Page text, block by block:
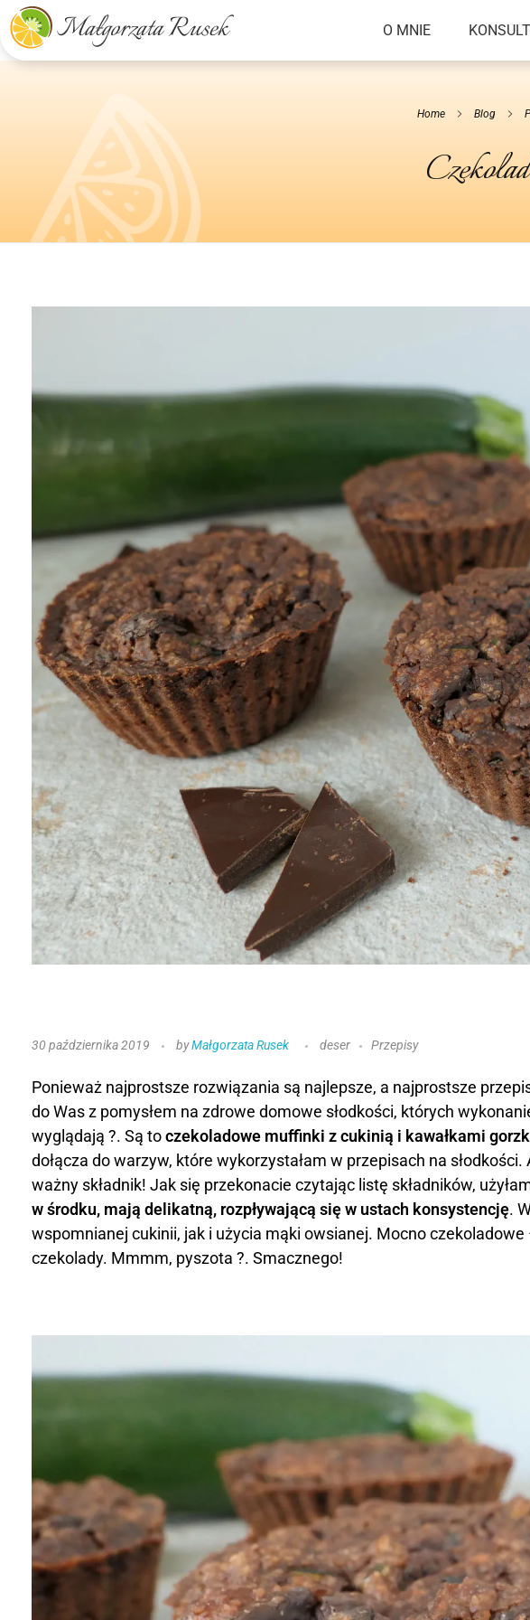
Małgorzata Rusek - dietetyk z pasją
Dietetyka kliniczna & Psychodietetyka
O MNIE
Home Blog
C
z
e
k
o
l
a
o
w
u
f
f
i
30 października 2019 byMałgorzata Rusek deser Przepisy
Ponieważ najprostsze rozwiązania są najlepsze, a najprostsze
do Was z pomysłem na zdrowe domowe słodkości, których
wyglądają ?. Są toczekoladowe muffinki z cukinią i kawałkami
dołącza do warzyw, które wykorzystałam w przepisach na
ważny składnik! Jak się przekonacie czytając listę składników,
w środku, mają delikatną, rozpływającą się w ustach konsystencję.
wspomnianej cukinii, jak i użycia mąki owsianej. Mocno
czekolady. Mmmm, pyszota ?. Smacznego!